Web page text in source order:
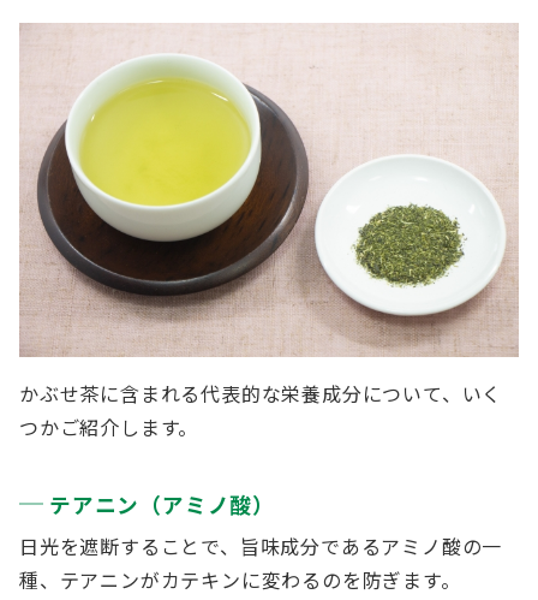
かぶせ茶に含まれる代表的な栄養成分について、いく
つかご紹介します。
テアニン（アミノ酸）
日光を遮断することで、旨味成分であるアミノ酸の一
種、テアニンがカテキンに変わるのを防ぎます。